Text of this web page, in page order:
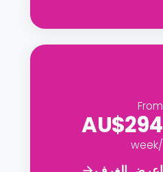
From
AU$294
/week